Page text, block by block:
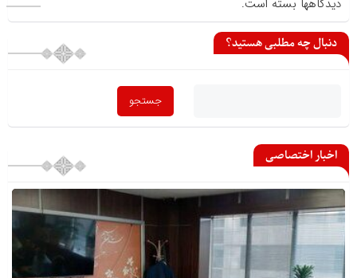
دیدگاهها بسته است.
دنبال چه مطلبی هستید؟
اخبار اختصاصی